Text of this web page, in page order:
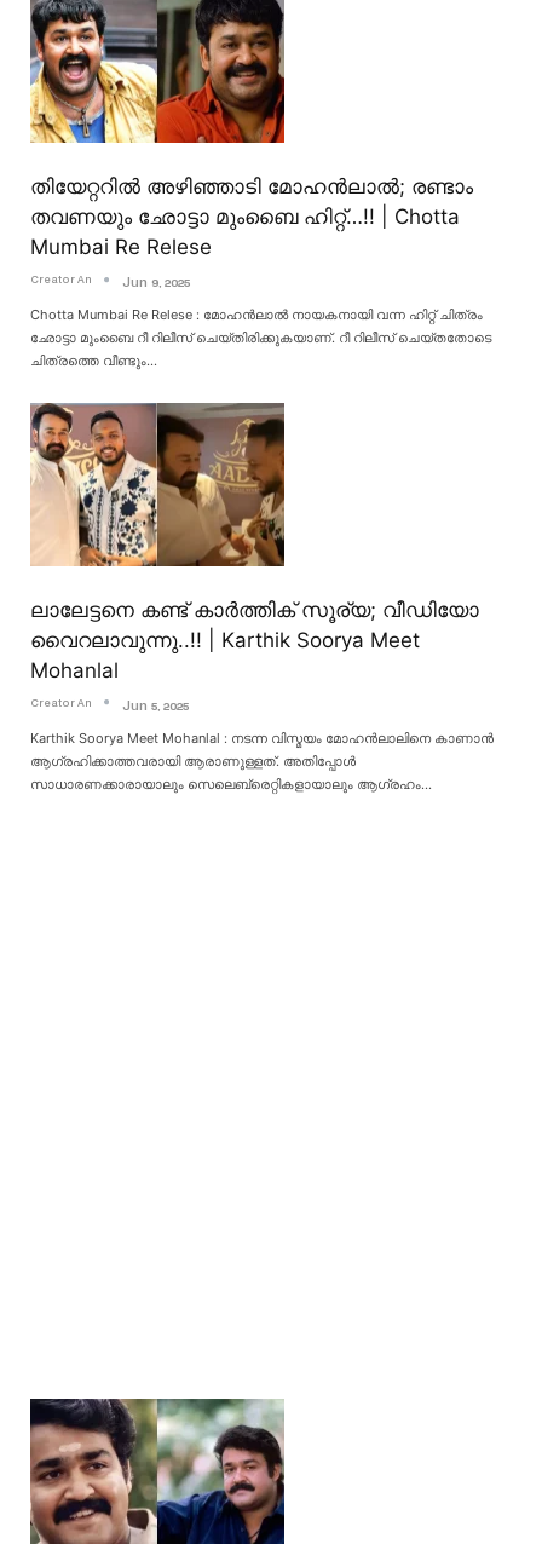
തിയേറ്ററിൽ അഴിഞ്ഞാടി മോഹൻലാൽ; രണ്ടാം
തവണയും ഛോട്ടാ മുംബൈ ഹിറ്റ്…!! | Chotta
Mumbai Re Relese
Creator An Jun 9, 2025
Chotta Mumbai Re Relese : മോഹൻലാല്‍ നായകനായി വന്ന ഹിറ്റ് ചിത്രം
ഛോട്ടാ മുംബൈ റീ റിലീസ് ചെയ്തിരിക്കുകയാണ്. റീ റിലീസ് ചെയ്തതോടെ
ചിത്രത്തെ വീണ്ടും…
ലാലേട്ടനെ കണ്ട് കാർത്തിക് സൂര്യ; വീഡിയോ
വൈറലാവുന്നു..!! | Karthik Soorya Meet
Mohanlal
Creator An Jun 5, 2025
Karthik Soorya Meet Mohanlal : നടന്ന വിസ്മയം മോഹൻലാലിനെ കാണാൻ
ആഗ്രഹിക്കാത്തവരായി ആരാണുള്ളത്. അതിപ്പോൾ
സാധാരണക്കാരായാലും സെലെബ്രെറ്റികളായാലും ആഗ്രഹം…